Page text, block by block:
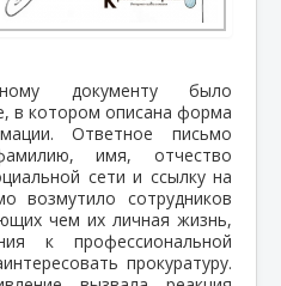
документу было
в котором описана форма
Ответное письмо
имя, отчество
сети и ссылку на
возмутило сотрудников
чем их личная жизнь,
к профессиональной
прокуратуру.